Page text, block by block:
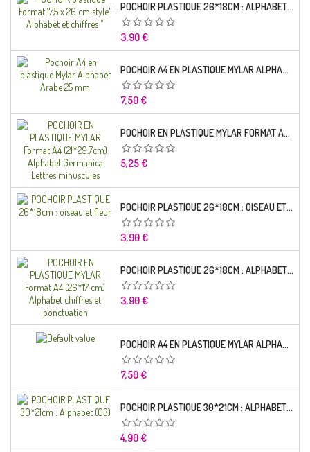
POCHOIR PLASTIQUE 26*18CM : ALPHABET (01)
Prix
3,90 €
POCHOIR A4 EN PLASTIQUE MYLAR ALPHABET ARABE 25 MM
Prix
7,50 €
POCHOIR EN PLASTIQUE MYLAR FORMAT A4 (21*29.7CM) ALPHABET GERMANICA LETTRES MINUSCULES
Prix
5,25 €
POCHOIR PLASTIQUE 26*18CM : OISEAU ET FLEUR
Prix
3,90 €
POCHOIR PLASTIQUE 26*18CM : ALPHABET (03)
Prix
3,90 €
POCHOIR A4 EN PLASTIQUE MYLAR ALPHABET LETTRE TYPO CHARLEMAGNE 28 MM
Prix
7,50 €
POCHOIR PLASTIQUE 30*21CM : ALPHABET (03)
Prix
4,90 €